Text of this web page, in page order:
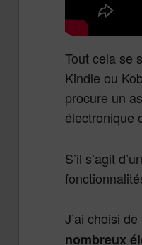
Tout cela se
Kindle ou
procure un
électronique
S’il s’agit
J’ai choisi
nombreux